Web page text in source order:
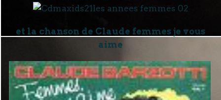
et la chanson de Claude femmes je vous
aime